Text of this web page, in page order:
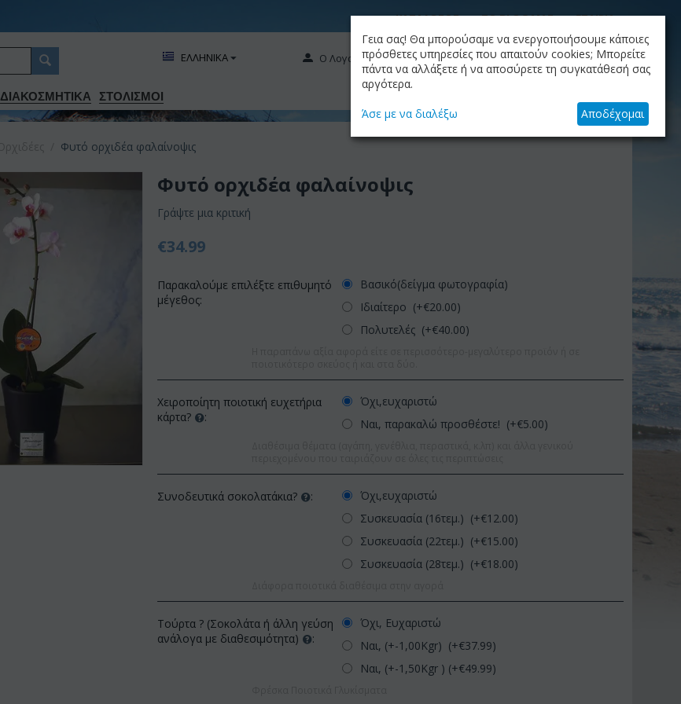
ΚΑΤΑΛΟΓΟΣ ΤΟ BLOG ΜΑΣ ΕΤΑΙΡΙΑ
ΔΙΑΚΟΣΜΗΤΙΚA ΣΤΟΛΙΣΜΟΙ
Ο Λογαριασμός μου
ΕΛΛΗΝΙΚΑ
+30.210.9319884
ΚΑΛΆΘΙ
Το καλάθι είναι άδειο
Φυτό ορχιδέα φαλαίνοψις
Έκπτωση 9%
Έκπτωση 11%
Φυτό ορχιδέα φαλαίνοψις
Γράψτε μια κριτική
€34.99
Παρακαλούμε επιλέξτε επιθυμητό
μέγεθος:
Βασικό(δείγμα φωτογραφία)
Ιδιαίτερο (+€20.00)
Πολυτελές (+€40.00)
Χειροποίητη ποιοτική ευχετήρια
κάρτα?
:
Όχι,ευχαριστώ
Ναι, παρακαλώ προσθέστε! (+€5.00)
Συνοδευτικά σοκολατάκια? :
Όχι,ευχαριστώ
Συσκευασία (16τεμ.) (+€12.00)
Συσκευασία (22τεμ.) (+€15.00)
Συσκευασία (28τεμ.) (+€18.00)
Τούρτα ? (Σοκολάτα ή άλλη γεύση
ανάλογα με διαθεσιμότητα)
:
Όχι, Ευχαριστώ
Ναι, (+-1,00Kgr) (+€37.99)
Ναι, (+-1,50Kgr ) (+€49.99)
Γεια σας! Θα μπορούσαμε να ενεργοποιήσουμε κάποιες
πρόσθετες υπηρεσίες που απαιτούν cookies; Μπορείτε
πάντα να αλλάξετε ή να αποσύρετε τη συγκατάθεσή σας
αργότερα.
Άσε με να διαλέξω Αποδέχομαι